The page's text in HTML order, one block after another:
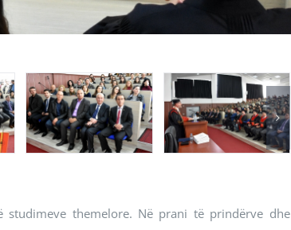
themelore. Në prani të prindërve dhe